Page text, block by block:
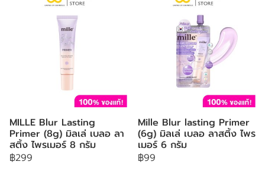
MILLE Blur Lasting
Primer (8g) มิลเล่ เบลอ ลา
สติ้ง ไพรเมอร์ 8 กรัม
฿299
Mille Blur lasting Primer
(6g) มิลเล่ เบลอ ลาสติ้ง ไพร
เมอร์ 6 กรัม
฿99